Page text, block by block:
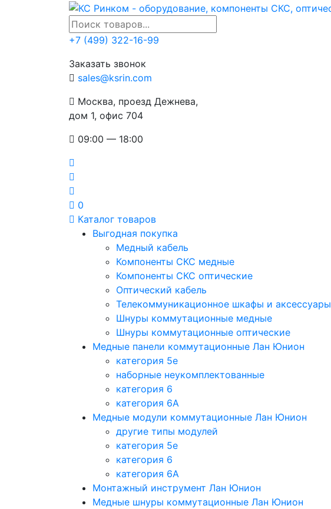
+7 (499) 322-16-99
Заказать звонок
sales@ksrin.com
Москва, проезд Дежнева,
дом 1, офис 704
09:00 — 18:00
0
Каталог товаров
Выгодная покупка
Медный кабель
Компоненты СКС медные
Компоненты СКС оптические
Оптический кабель
Телекоммуникационное шкафы и аксессуары
Шнуры коммутационные медные
Шнуры коммутационные оптические
Медные панели коммутационные Лан Юнион
категория 5e
наборные неукомплектованные
категория 6
категория 6A
Медные модули коммутационные Лан Юнион
другие типы модулей
категория 5е
категория 6
категория 6A
Монтажный инструмент Лан Юнион
Медные шнуры коммутационные Лан Юнион